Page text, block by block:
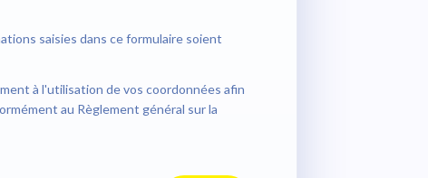
saisies dans ce formulaire soient
à l'utilisation de vos coordonnées afin
au Règlement général sur la